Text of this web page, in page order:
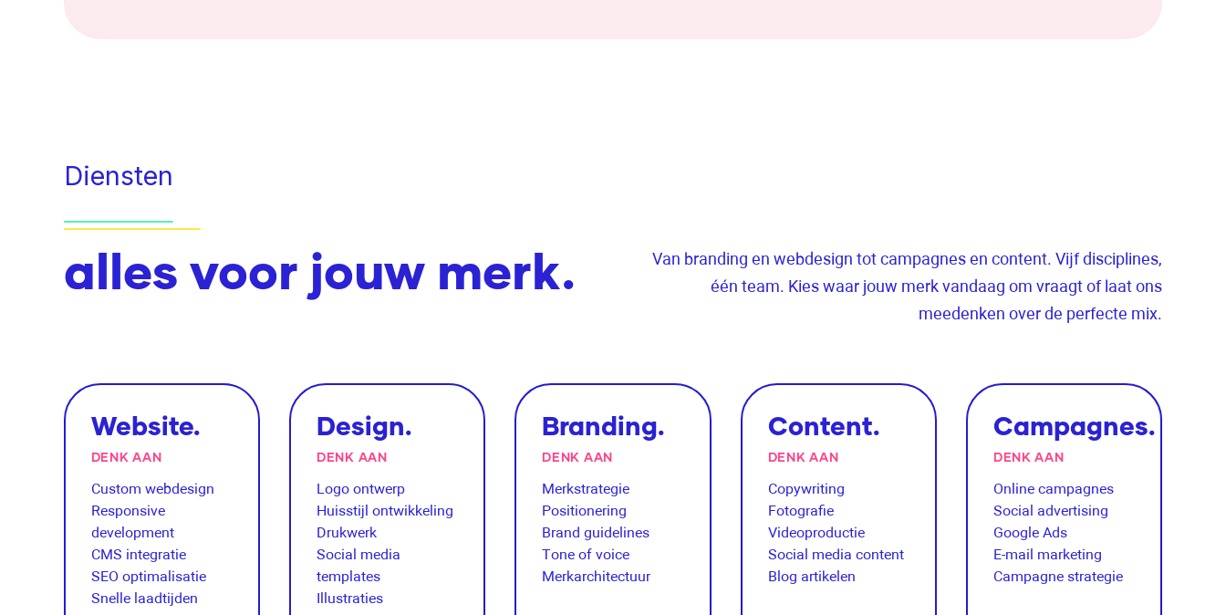
Diensten
alles voor jouw merk.
Van branding en webdesign tot campagnes en content. Vijf disciplines,
één team. Kies waar jouw merk vandaag om vraagt of laat ons
meedenken over de perfecte mix.
Website.
DENK AAN
Custom webdesign
Responsive
development
CMS integratie
SEO optimalisatie
Snelle laadtijden
Design.
DENK AAN
Logo ontwerp
Huisstijl ontwikkeling
Drukwerk
Social media
templates
Illustraties
Branding.
DENK AAN
Merkstrategie
Positionering
Brand guidelines
Tone of voice
Merkarchitectuur
Content.
DENK AAN
Copywriting
Fotografie
Videoproductie
Social media content
Blog artikelen
Campagnes.
DENK AAN
Online campagnes
Social advertising
Google Ads
E-mail marketing
Campagne strategie